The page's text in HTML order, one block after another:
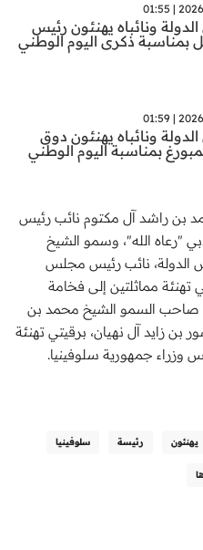
2026-
ونائباه يهنئون رئيس
ذكرى اليوم الوطني
2026-
ونائباه يهنئون دوق
بمناسبة اليوم الوطني
بن راشد آل مكتوم نائب رئيس
"رعاه الله"، وسمو الشيخ
الدولة، نائب رئيس مجلس
تهنئة مماثلتين إلى فخامة
صاحب السمو الشيخ محمد بن
زايد آل نهيان، برقيتي تهنئة
وزراء جمهورية سلوفينيا.
يهنئون رئيسة سلوفينيا